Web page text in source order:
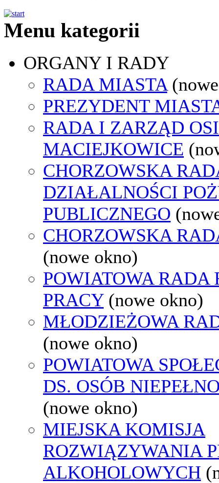
Menu kategorii
ORGANY I RADY
RADA MIASTA
PREZYDENT
RADA I ZARZĄD
MACIEJKOWICE
CHORZOWSKA
DZIAŁALNOŚCI
PUBLICZNEGO
CHORZOWSKA
(nowe okno)
POWIATOWA RADA
PRACY (nowe okno)
MŁODZIEŻOWA
(nowe okno)
POWIATOWA
DS. OSÓB
(nowe okno)
MIEJSKA KOMISJA
ROZWIĄZYWANIA
ALKOHOLOWYCH